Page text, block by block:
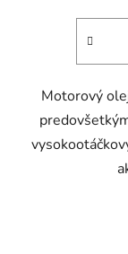
Motorový